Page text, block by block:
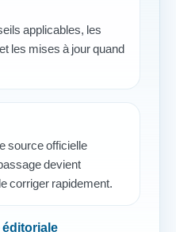
applicables, les
les mises à jour quand
source officielle
devient
corriger rapidement.